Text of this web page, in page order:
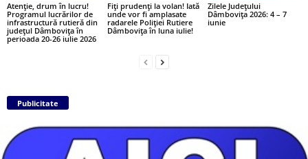
Atenție, drum în lucru!
Programul lucrărilor de
infrastructură rutieră din
județul Dâmbovița în
perioada 20-26 iulie 2026
Fiți prudenți la volan! Iată
unde vor fi amplasate
radarele Poliției Rutiere
Dâmbovița în luna iulie!
Zilele Județului
Dâmbovița 2026: 4 – 7
iunie
Publicitate